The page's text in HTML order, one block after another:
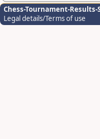
Chess-Tournament-Results-
Legal details/Terms of use